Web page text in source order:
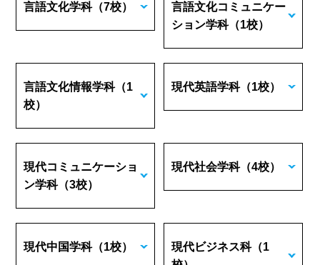
言語文化学科（7校）
言語文化コミュニケー
ション学科（1校）
言語文化情報学科（1
校）
現代英語学科（1校）
現代コミュニケーショ
ン学科（3校）
現代社会学科（4校）
現代中国学科（1校） 現代ビジネス科（1